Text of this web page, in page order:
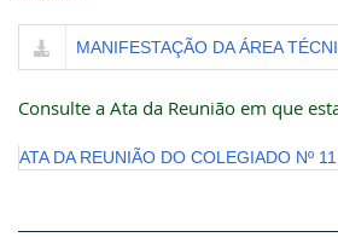
MANIFESTAÇÃO DA ÁREA
Consulte a Ata da Reunião em que
ATA DA REUNIÃO DO COLEGIADO Nº